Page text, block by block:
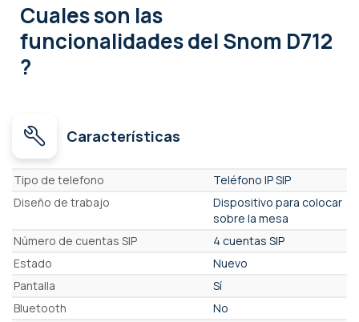
Cuales son las
funcionalidadesdel Snom D712
?
Características
Características
Tipo de telefono
Teléfono IP SIP
Diseño de trabajo
Dispositivo para colocar
sobre la mesa
Número de cuentas SIP
4 cuentas SIP
Estado
Nuevo
Pantalla
Sí
Bluetooth
No